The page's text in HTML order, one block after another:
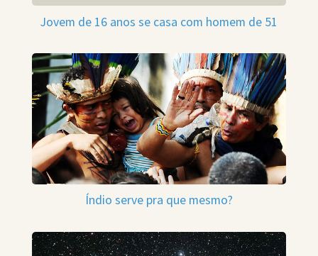
Jovem de 16 anos se casa com homem de 51
Índio serve pra que mesmo?